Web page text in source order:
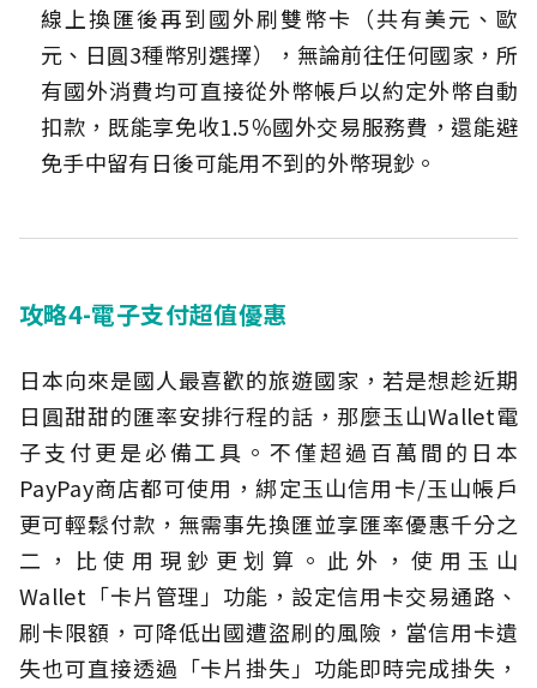
線上換匯後再到國外刷雙幣卡（共有美元、歐
元、日圓3種幣別選擇），無論前往任何國家，所
有國外消費均可直接從外幣帳戶以約定外幣自動
扣款，既能享免收1.5％國外交易服務費，還能避
免手中留有日後可能用不到的外幣現鈔。
攻略4-電子支付超值優惠
日本向來是國人最喜歡的旅遊國家，若是想趁近期
日圓甜甜的匯率安排行程的話，那麼玉山Wallet電
子支付更是必備工具。不僅超過百萬間的日本
PayPay商店都可使用，綁定玉山信用卡/玉山帳戶
更可輕鬆付款，無需事先換匯並享匯率優惠千分之
二，比使用現鈔更划算。此外，使用玉山
Wallet「卡片管理」功能，設定信用卡交易通路、
刷卡限額，可降低出國遭盜刷的風險，當信用卡遺
失也可直接透過「卡片掛失」功能即時完成掛失，